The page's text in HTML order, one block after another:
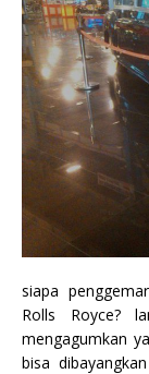
siapa
Rolls Royce?
mengagumkan
bisa